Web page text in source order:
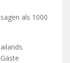
als 1000